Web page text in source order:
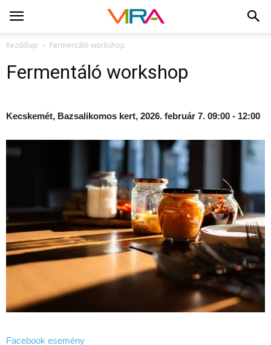
Kezdőlap Fermentáló workshop
Fermentáló workshop
Kecskemét, Bazsalikomos kert, 2026. február 7. 09:00 - 12:00
Facebook esemény